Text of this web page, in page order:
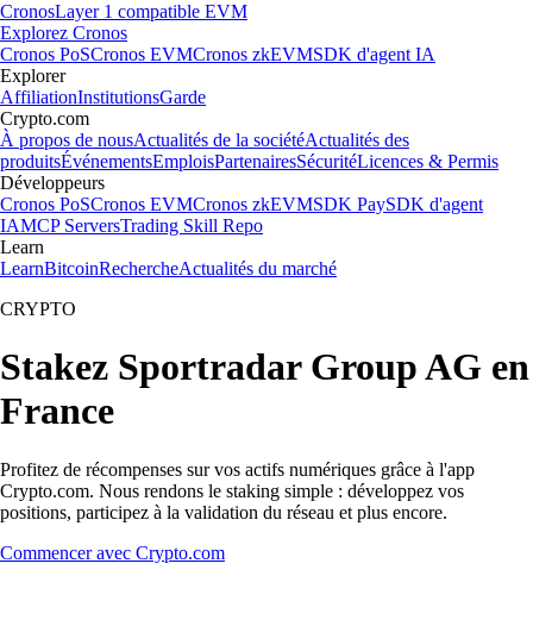
CronosLayer 1 compatible EVM
Explorez Cronos
Cronos PoSCronos EVMCronos zkEVMSDK d'agent IA
Explorer
AffiliationInstitutionsGarde
Crypto.com
À propos de nousActualités de la sociétéActualités des
produitsÉvénementsEmploisPartenairesSécuritéLicences & Permis
Développeurs
Cronos PoSCronos EVMCronos zkEVMSDK PaySDK d'agent
IAMCP ServersTrading Skill Repo
Learn
LearnBitcoinRechercheActualités du marché
CRYPTO
Stakez Sportradar Group AG en
France
Profitez de récompenses sur vos actifs numériques grâce à l'app
Crypto.com. Nous rendons le staking simple : développez vos
positions, participez à la validation du réseau et plus encore.
Commencer avec Crypto.com